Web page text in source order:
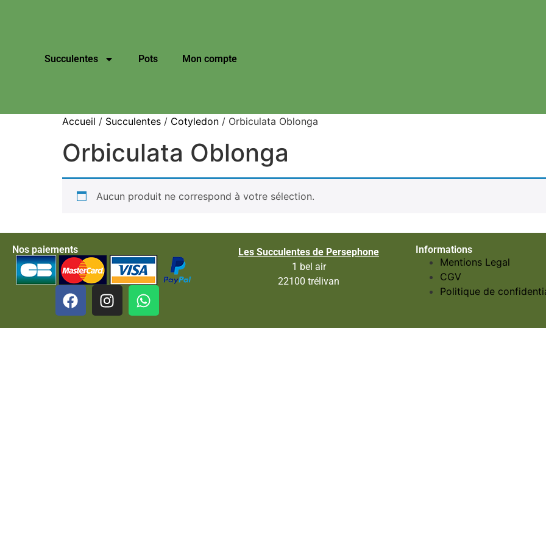
Succulentes Pots Mon compte
Accueil / Succulentes / Cotyledon / Orbiculata Oblonga
Orbiculata Oblonga
Aucun produit ne correspond à votre sélection.
Nos paiements
Les Succulentes de Persephone
1 bel air
22100 trélivan
Informations
Mentions Legal
CGV
Politique de